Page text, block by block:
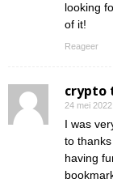
looking
of it!
Reageer
crypto
24 mei
I was
to
having